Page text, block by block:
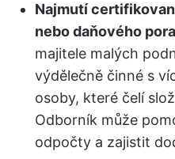
Najmutí
nebo daňového
majitele malých
výdělečně činné s
osoby, které čelí
Odborník může
odpočty a zajistit